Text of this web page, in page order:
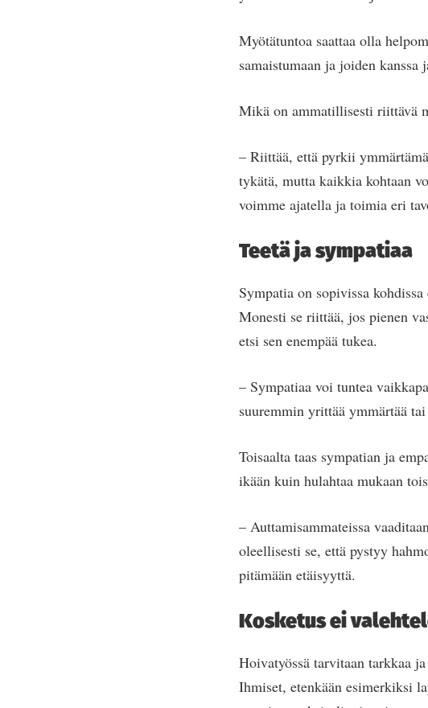
Myötätuntoa saattaa olla
samaistumaan ja joiden kanssa
Mikä on ammatillisesti riittävä
– Riittää, että pyrkii
tykätä, mutta kaikkia kohtaan
voimme ajatella ja toimia eri
Teetä ja sympatiaa
Sympatia on sopivissa
Monesti se riittää, jos pienen
etsi sen enempää tukea.
– Sympatiaa voi tuntea
suuremmin yrittää ymmärtää
Toisaalta taas sympatian ja
ikään kuin hulahtaa mukaan
– Auttamisammateissa
oleellisesti se, että pystyy
pitämään etäisyyttä.
Kosketus ei
Hoivatyössä tarvitaan tarkkaa
Ihmiset, etenkään esimerkiksi